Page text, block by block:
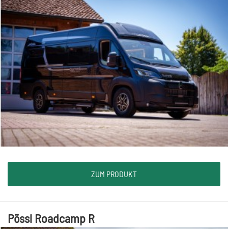
ZUM PRODUKT
Pössl Roadcamp R